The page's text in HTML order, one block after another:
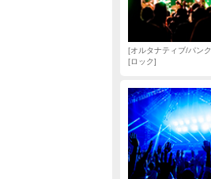
オルタナティブ/パンク
ロック